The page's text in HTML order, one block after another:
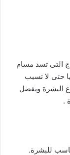
التى تسد مسام
حتى لا تسبب
البشرة ويفضل
.
للبشرة.